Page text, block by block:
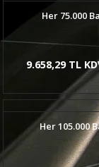
Her 75.000
9.658,29 TL
Her 105.000